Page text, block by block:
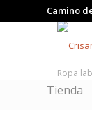
Camino
Ropa
Tienda